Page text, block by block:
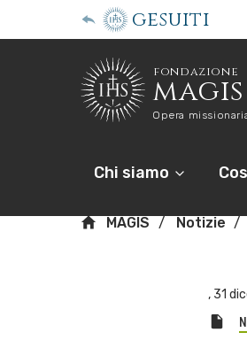
gesuiti
fondazione
magis
Opera
Chi siamo
MAGIS Notizie
, 31